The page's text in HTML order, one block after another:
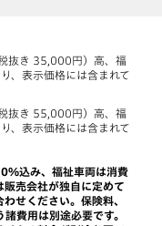
抜き 35,000円）高、福
、表示価格には含まれて
抜き 55,000円）高、福
、表示価格には含まれて
込み、福祉車両は消費
販売会社が独自に定めて
せください。保険料、
費用は別途必要です。